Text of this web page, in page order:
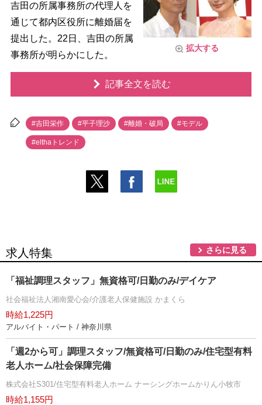
拡大する
吉田の所属事務所の代理人を
通じて都内区役所に離婚届を
提出した。22日、吉田の所属
事務所が明らかにした。
記事全文を読む
#吉田栄作 #平子理沙 #離婚・破局 #モデル
#elthaトレンド
求人特集 さらに見る
「福祉調理スタッフ」無資格可/日勤のみ/デイケア
社会福祉法人湘南愛心会/介護老人保健施設 かまくら
時給1,225円
アルバイト・パート / 神奈川県
「週2から可」調理スタッフ/無資格可/日勤のみ/住宅型有料
老人ホーム/社会保障完備
株式会社S301/住宅型有料老人ホーム ナーシングホームかりん小牧市
時給1,155円